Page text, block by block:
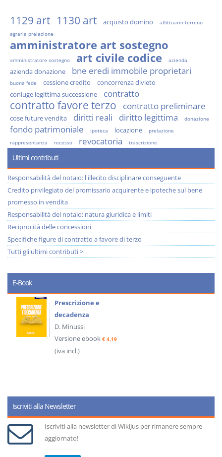
1129 art 1130 art acquisto domino
affittuario terreno
agraria prelazione
amministratore art sostegno
amministratore sostegno art civile codice azienda
azienda donazione bne eredi immobile proprietari
buona fede cessione credito
concorrenza divieto
coniuge legittima successione
contratto
contratto favore terzo contratto preliminare
cose future vendita diritti reali diritto legittima donazione
fondo patrimoniale ipoteca locazione
prelazione
rappresentanza
recesso revocatoria trascrizione
Ultimi contributi
Responsabilità del notaio: l'illecito disciplinare conseguente
Credito privilegiato del promissario acquirente e ipoteche sul bene
promesso in vendita
Responsabilità del notaio: natura giuridica e limiti
Reciprocità delle concessioni
Specifiche figure di contratto a favore di terzo
Tutti gli ultimi contributi >
E-Book
Prescrizione e
decadenza
D. Minussi
Versione ebook € 4,19
(iva incl.)
Iscriviti alla Newsletter
Iscriviti alla newsletter di WikiJus per rimanere sempre
aggiornato!